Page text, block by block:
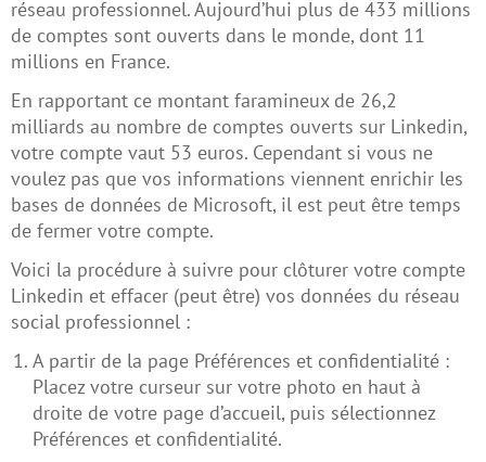
réseau professionnel. Aujourd’hui plus de 433 millions
de comptes sont ouverts dans le monde, dont 11
millions en France.
En rapportant ce montant faramineux de 26,2
milliards au nombre de comptes ouverts sur Linkedin,
votre compte vaut 53 euros. Cependant si vous ne
voulez pas que vos informations viennent enrichir les
bases de données de Microsoft, il est peut être temps
de fermer votre compte.
Voici la procédure à suivre pour clôturer votre compte
Linkedin et effacer (peut être) vos données du réseau
social professionnel :
A partir de la page Préférences et confidentialité :
Placez votre curseur sur votre photo en haut à
droite de votre page d’accueil, puis sélectionnez
Préférences et confidentialité.